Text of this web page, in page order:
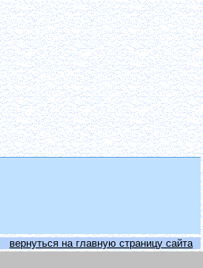
вернуться на главную страницу сайта